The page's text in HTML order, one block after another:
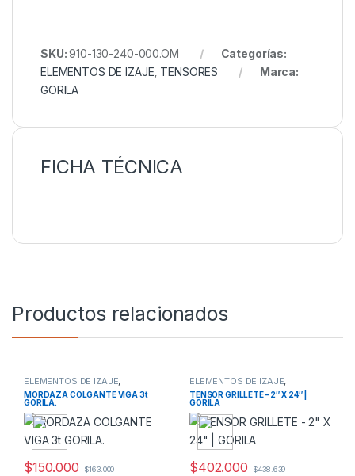
SKU:910-130-240-000.OM
Categorías:
ELEMENTOS DE IZAJE, TENSORES
Marca:
GORILA
FICHA TÉCNICA
Productos relacionados
ELEMENTOS DE IZAJE,
MORDAZAS Y GARFIOS
MORDAZA COLGANTE VIGA 3t
GORILA.
$150.000 $163.000
ELEMENTOS DE IZAJE,
TENSORES
TENSOR GRILLETE – 2″ X 24″ |
GORILA
$402.000 $438.639